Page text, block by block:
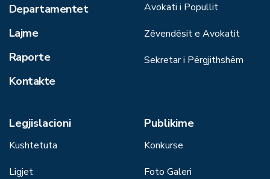
Departamentet
Lajme
Raporte
Kontakte
Avokati i Popullit
Zëvendësit e Avokatit
Sekretar i Përgjithshëm
Legjislacioni
Kushtetuta
Ligjet
Publikime
Konkurse
Foto Galeri